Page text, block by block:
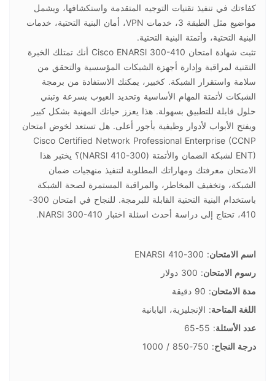
كفاءتك في تنفيذ تقنيات التوجيه المتقدمة واستكشافها، ويشمل
مواضيع مثل الطبقة 3، خدمات VPN، أمان البنية التحتية، خدمات
البنية التحتية، وأتمتة البنية التحتية.
تثبت شهادة امتحان Cisco ENARSl 300-410 أنك تمتلك الخبرة
التقنية لمراقبة وإدارة أجهزة الشبكات المؤسسية والتحقق من
سلامة واستقرار الشبكة. كخبير، يمكنك الاستفادة من برمجة
الشبكات لأتمتة المهام الأساسية وتحديد العيوب بسرعة وتبني
حلول قابلة للتطبيق بسهولة. هذا يعزز حياتك المهنية بشكل كبير
ويفتح الأبواب لأدوار وظيفية بأجور أعلى. هل تستعد لخوض امتحان
Cisco Certified Network Professional Enterprise (CCNP
ENT) لشبكة الضمان والأتمتة (300-410 NARSl)؟ يختبر هذا
الامتحان معرفتك ومهاراتك المطلوبة لتنفيذ منهجيات ضمان
الشبكة، وتخفيف المخاطر، والمراقبة المستمرة لصحة الشبكة
باستخدام البنية التحتية القابلة للبرمجة. للنجاح في امتحان 300-
410، تحتاج إلى دراسة أحدث اسئلة اختبار NARSl 300-410.
اسم الامتحان: 300-410 ENARSI
رسوم الامتحان: 300 دولار
مدة الامتحان: 90 دقيقة
اللغة المتاحة: الإنجليزية، اليابانية
عدد الأسئلة: 55-65
درجة النجاح: 750-850 / 1000